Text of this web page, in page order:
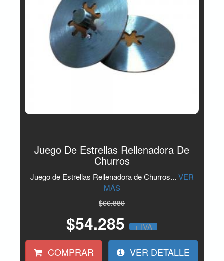
Juego De Estrellas Rellenadora De
Churros
Juego de Estrellas Rellenadora de Churros... VER
MÁS
$66.880
$54.285 + IVA
COMPRAR VER DETALLE